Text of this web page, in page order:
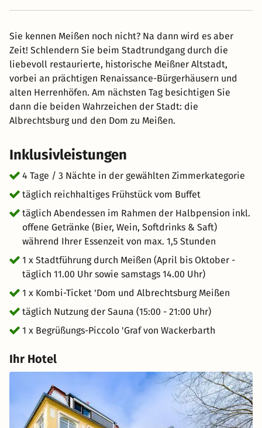
Sie kennen Meißen noch nicht? Na dann wird es aber
Zeit! Schlendern Sie beim Stadtrundgang durch die
liebevoll restaurierte, historische Meißner Altstadt,
vorbei an prächtigen Renaissance-Bürgerhäusern und
alten Herrenhöfen. Am nächsten Tag besichtigen Sie
dann die beiden Wahrzeichen der Stadt: die
Albrechtsburg und den Dom zu Meißen.
Inklusivleistungen
4 Tage / 3 Nächte in der gewählten Zimmerkategorie
täglich reichhaltiges Frühstück vom Buffet
täglich Abendessen im Rahmen der Halbpension inkl.
offene Getränke (Bier, Wein, Softdrinks & Saft)
während Ihrer Essenzeit von max. 1,5 Stunden
1 x Stadtführung durch Meißen (April bis Oktober -
täglich 11.00 Uhr sowie samstags 14.00 Uhr)
1 x Kombi-Ticket 'Dom und Albrechtsburg Meißen
täglich Nutzung der Sauna (15:00 - 21:00 Uhr)
1 x Begrüßungs-Piccolo 'Graf von Wackerbarth
Ihr Hotel